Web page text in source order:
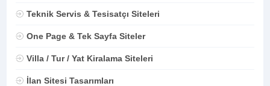
Teknik Servis & Tesisatçı Siteleri
One Page & Tek Sayfa Siteler
Villa / Tur / Yat Kiralama Siteleri
İlan Sitesi Tasarımları